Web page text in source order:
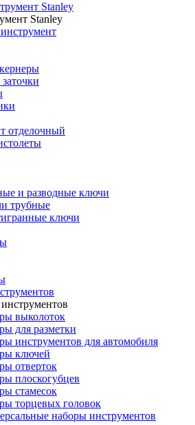
Stanley
Stanley
отделочный
и разводные ключи
трубные
ключи
выколоток
для разметки
инструментов для автомобиля
ключей
отверток
плоскогубцев
стамесок
торцевых головок
наборы инструментов